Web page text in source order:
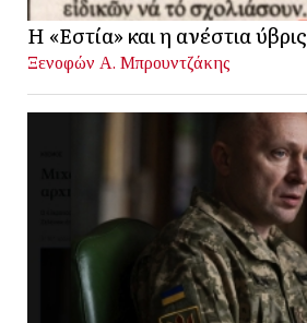
Η «Εστία» και η ανέστια ύβρις
Ξενοφών Α. Μπρουντζάκης